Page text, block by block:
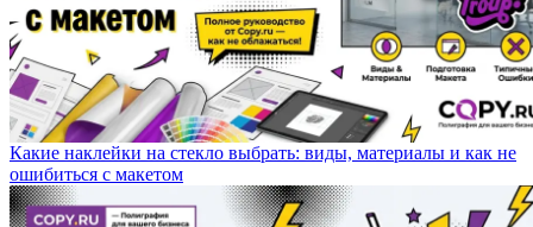
Какие наклейки на стекло выбрать: виды, материалы и как не
ошибиться с макетом